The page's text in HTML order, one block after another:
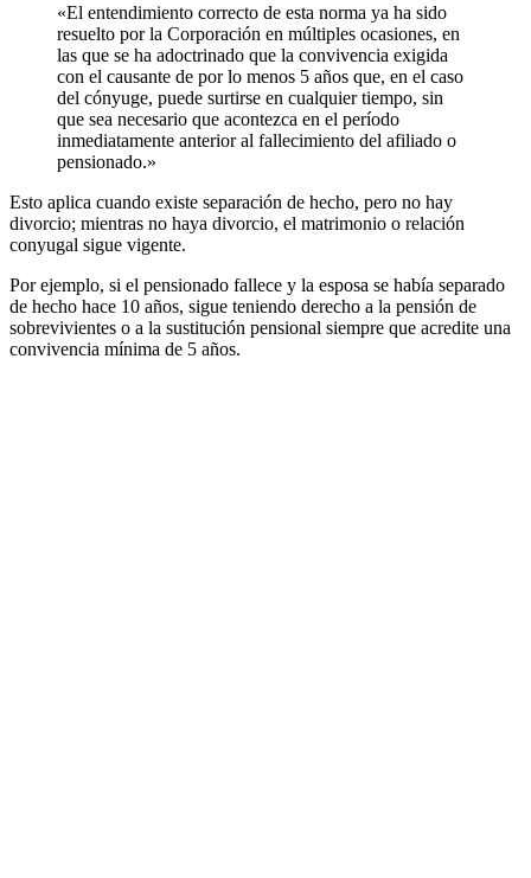
«El entendimiento correcto de esta norma ya ha sido
resuelto por la Corporación en múltiples ocasiones, en
las que se ha adoctrinado que la convivencia exigida
con el causante de por lo menos 5 años que, en el caso
del cónyuge, puede surtirse en cualquier tiempo, sin
que sea necesario que acontezca en el período
inmediatamente anterior al fallecimiento del afiliado o
pensionado.»
Esto aplica cuando existe separación de hecho, pero no hay
divorcio; mientras no haya divorcio, el matrimonio o relación
conyugal sigue vigente.
Por ejemplo, si el pensionado fallece y la esposa se había separado
de hecho hace 10 años, sigue teniendo derecho a la pensión de
sobrevivientes o a la sustitución pensional siempre que acredite una
convivencia mínima de 5 años.